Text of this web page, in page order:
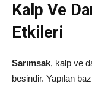
Kalp Ve
Etkileri
Sarımsak, kalp ve
besindir. Yapılan